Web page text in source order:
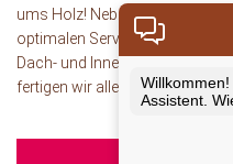
ums Holz! Neben einer
optimalen Service und
Dach- und Innenausbau, über
fertigen wir alles nach Ihrem
Assistent.